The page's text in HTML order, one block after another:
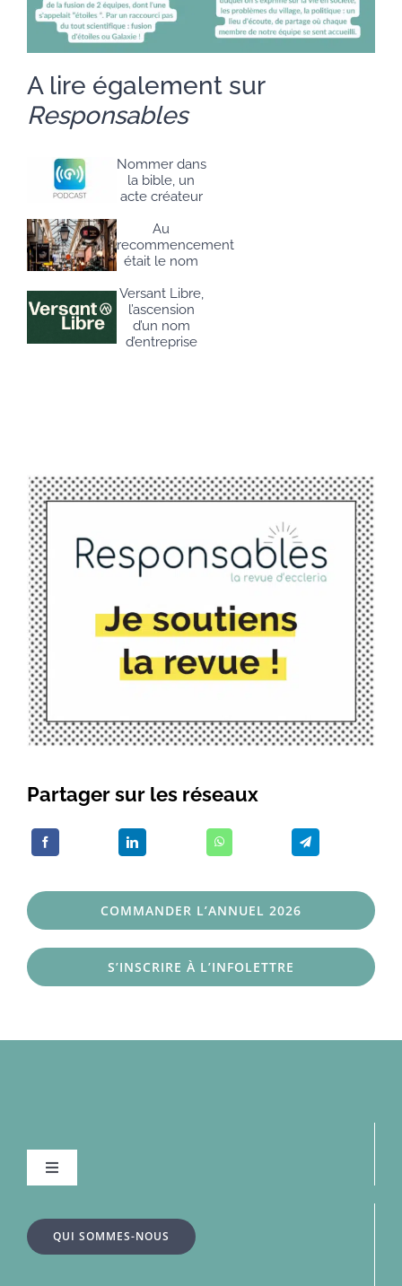
A lire également sur
Responsables
Nommer dans
la bible, un
acte créateur
Au
recommencement
était le nom
Versant Libre,
l’ascension
d’un nom
d’entreprise
Partager sur les réseaux
COMMANDER L’ANNUEL 2026
S’INSCRIRE À L’INFOLETTRE
Navigation
À la une
QUI SOMMES-NOUS